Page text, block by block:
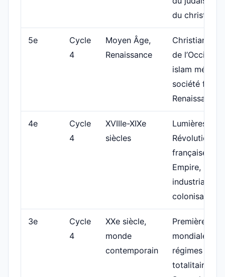
du
5e
Cycle
4
Moyen Âge,
Renaissance
de l’Occident,
islam
société
Renaissance
4e
Cycle
4
XVIIIe-XIXe
siècles
Lumières,
Révolution
française,
Empire,
colonisation
3e
Cycle
4
XXe siècle,
monde
contemporain
Première
mondiale,
régimes
totalitaires,